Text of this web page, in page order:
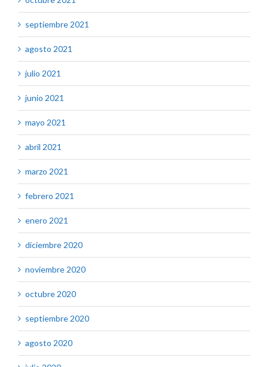
septiembre 2021
agosto 2021
julio 2021
junio 2021
mayo 2021
abril 2021
marzo 2021
febrero 2021
enero 2021
diciembre 2020
noviembre 2020
octubre 2020
septiembre 2020
agosto 2020